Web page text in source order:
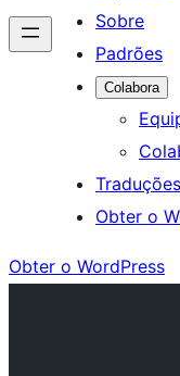
Sobre
Padrões
Colabora
Traduções
Obter o
Obter o WordPress